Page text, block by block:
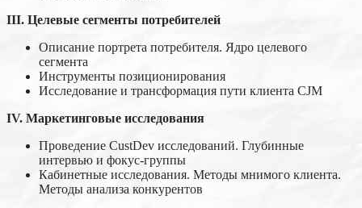
III. Целевые сегменты потребителей
Описание портрета потребителя. Ядро целевого
сегмента
Инструменты позиционирования
Исследование и трансформация пути клиента CJM
IV. Маркетинговые исследования
Проведение CustDev исследований. Глубинные
интервью и фокус-группы
Кабинетные исследования. Методы мнимого клиента.
Методы анализа конкурентов